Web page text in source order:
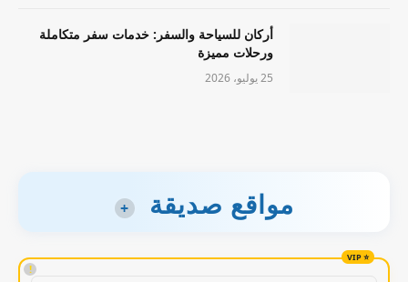
أركان للسياحة والسفر: خدمات سفر متكاملة
ورحلات مميزة
25 يوليو، 2026
مواقع صديقة +
!